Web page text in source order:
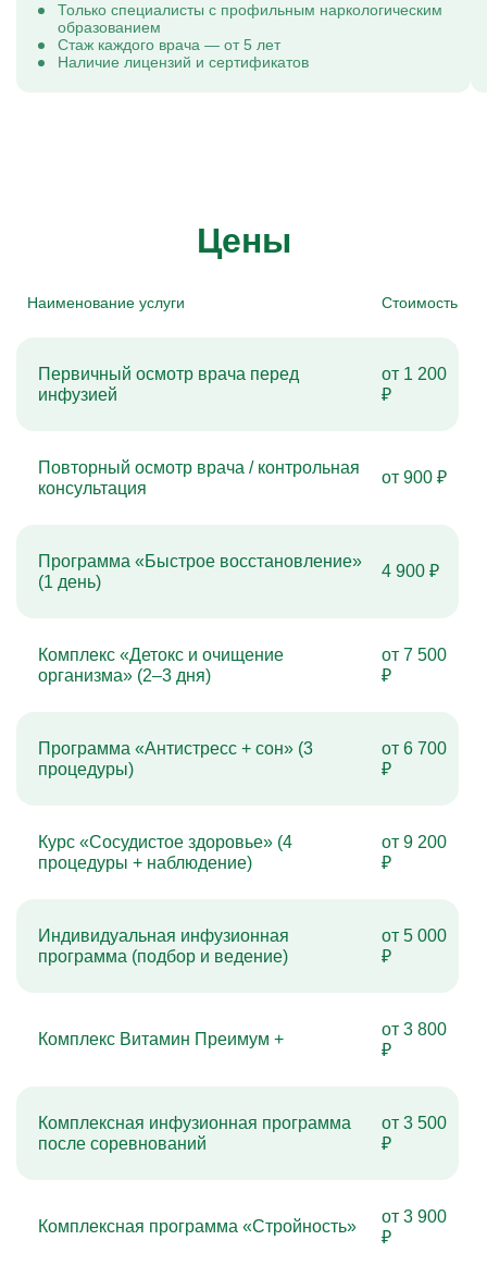
Только специалисты с профильным наркологическим
образованием
Стаж каждого врача — от 5 лет
Наличие лицензий и сертификатов
Цены
Наименование услуги Стоимость
Первичный осмотр врача перед
инфузией
от 1 200
₽
Повторный осмотр врача / контрольная
консультация
от 900 ₽
Программа «Быстрое восстановление»
(1 день)
4 900 ₽
Комплекс «Детокс и очищение
организма» (2–3 дня)
от 7 500
₽
Программа «Антистресс + сон» (3
процедуры)
от 6 700
₽
Курс «Сосудистое здоровье» (4
процедуры + наблюдение)
от 9 200
₽
Индивидуальная инфузионная
программа (подбор и ведение)
от 5 000
₽
Комплекс Витамин Преимум +
от 3 800
₽
Комплексная инфузионная программа
после соревнований
от 3 500
₽
Комплексная программа «Стройность»
от 3 900
₽